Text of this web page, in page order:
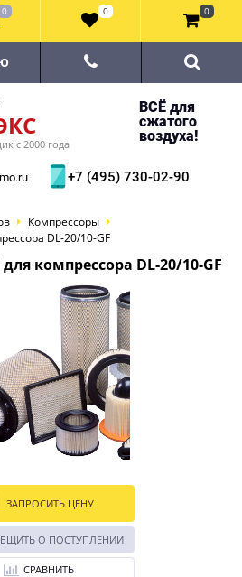
с 2000 года
ВСЁ для
сжатого
воздуха!
+7 (495) 730-02-90
Компрессоры
DL-20/10-GF
компрессора DL-20/10-GF
ЗАПРОСИТЬ ЦЕНУ
О ПОСТУПЛЕНИИ
СРАВНИТЬ
0 0 0